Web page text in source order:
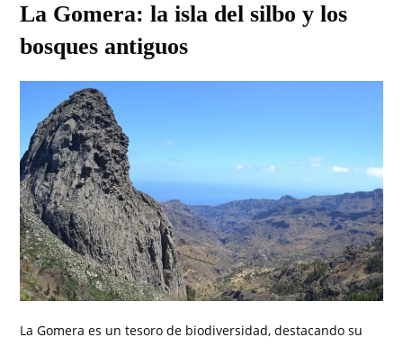
La Gomera: la isla del silbo y los
bosques antiguos
La Gomera es un tesoro de biodiversidad, destacando su